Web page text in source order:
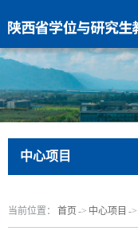
中心项目
当前位置： 首页 -> 中心项目 ->